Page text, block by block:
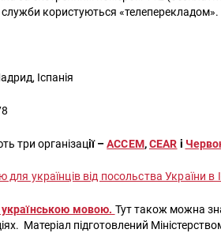
користуються «телеперекладом».
Іспанія
три організації –ACCEM,CEAR і
для українців від посольства України в
українською мовою. Тут також можна
Матеріал підготовлений